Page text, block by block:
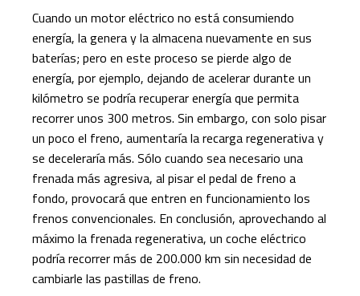
Cuando un motor eléctrico no está consumiendo
energía, la genera y la almacena nuevamente en sus
baterías; pero en este proceso se pierde algo de
energía, por ejemplo, dejando de acelerar durante un
kilómetro se podría recuperar energía que permita
recorrer unos 300 metros. Sin embargo, con solo pisar
un poco el freno, aumentaría la recarga regenerativa y
se deceleraría más. Sólo cuando sea necesario una
frenada más agresiva, al pisar el pedal de freno a
fondo, provocará que entren en funcionamiento los
frenos convencionales. En conclusión, aprovechando al
máximo la frenada regenerativa, un coche eléctrico
podría recorrer más de 200.000 km sin necesidad de
cambiarle las pastillas de freno.